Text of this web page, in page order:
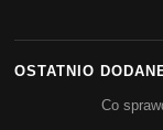
OSTATNIO
Co